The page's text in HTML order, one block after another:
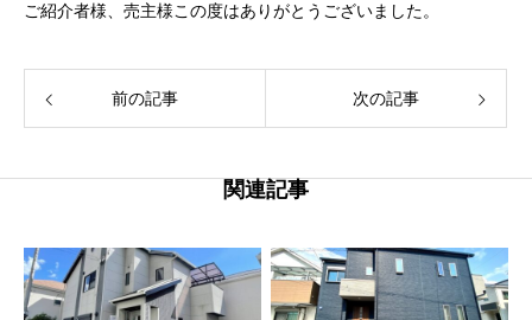
ご紹介者様、売主様この度はありがとうございました。
前の記事 次の記事
関連記事